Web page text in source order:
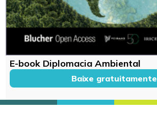
E-book Diplomacia Ambiental
Baixe gratuitamente